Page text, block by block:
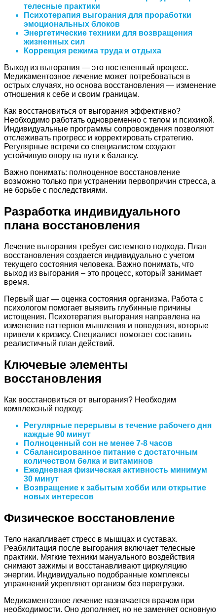
телесные практики
Психотерапия выгорания для проработки
эмоциональных блоков
Энергетические техники для возвращения
жизненных сил
Коррекция режима труда и отдыха
Выход из выгорания — это постепенный процесс.
Медикаментозное лечение может потребоваться в
острых случаях, но основа восстановления — изменение
отношения к себе и своим границам.
Как восстановиться от выгорания эффективно?
Необходимо работать одновременно с телом и психикой.
Индивидуальные программы сопровождения позволяют
отслеживать прогресс и корректировать стратегию.
Регулярные встречи со специалистом создают
устойчивую опору на пути к балансу.
Важно понимать: полноценное восстановление
возможно только при устранении первопричин стресса, а
не борьбе с последствиями.
Разработка индивидуального
плана восстановления
Лечение выгорания требует системного подхода. План
восстановления создается индивидуально с учетом
текущего состояния человека. Важно понимать, что
выход из выгорания – это процесс, который занимает
время.
Первый шаг — оценка состояния организма. Работа с
психологом помогает выявить глубинные причины
истощения. Психотерапия выгорания направлена на
изменение паттернов мышления и поведения, которые
привели к кризису. Специалист помогает составить
реалистичный план действий.
Ключевые элементы
восстановления
Как восстановиться от выгорания? Необходим
комплексный подход:
Регулярные перерывы в течение рабочего дня
каждые 90 минут
Полноценный сон не менее 7-8 часов
Сбалансированное питание с достаточным
количеством белка и витаминов
Ежедневная физическая активность минимум
30 минут
Возвращение к забытым хобби или открытие
новых интересов
Физическое восстановление
Тело накапливает стресс в мышцах и суставах.
Реабилитация после выгорания включает телесные
практики. Мягкие техники мануального воздействия
снимают зажимы и восстанавливают циркуляцию
энергии. Индивидуально подобранные комплексы
упражнений укрепляют организм без перегрузки.
Медикаментозное лечение назначается врачом при
необходимости. Оно дополняет, но не заменяет основную